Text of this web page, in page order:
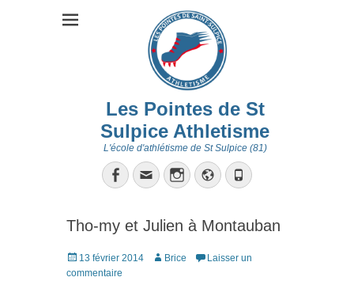
Les Pointes de St
Sulpice Athletisme
L'école d'athlétisme de St Sulpice (81)
Facebook
EmailInstagram
Site
web
Tél
Tho-my et Julien à Montauban
Posté
le
13 février 2014 Auteur
Brice
Laisser un
commentaire